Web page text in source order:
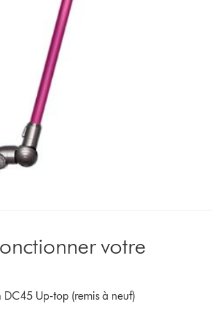
votre
DC45 Up-top (remis à neuf)